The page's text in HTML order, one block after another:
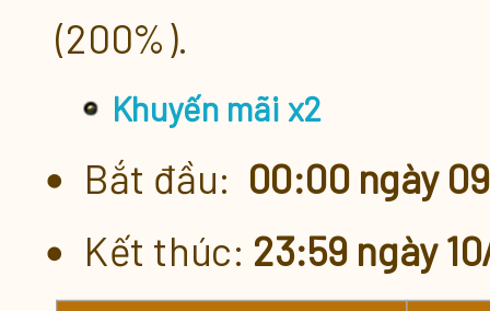
Quà Nạp Mỗi Ngày
Tiêu Xu Tích Lũy
Nạp Xu Vui Vẻ
Ưu Đãi Nạp
(200%).
Khuyến mãi x2
Bắt đầu: 00:00 ngày
Kết thúc: 23:59 ngày